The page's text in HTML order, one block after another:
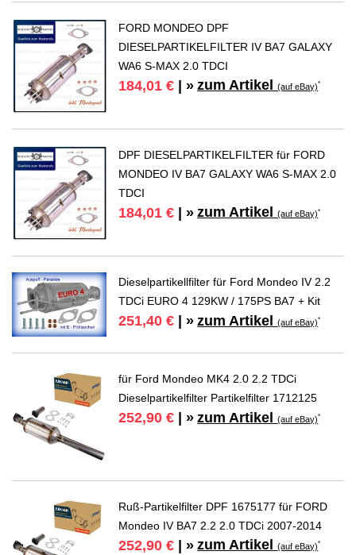
FORD MONDEO DPF
DIESELPARTIKELFILTER IV BA7 GALAXY
WA6 S-MAX 2.0 TDCI
184,01 € | » zum Artikel(auf eBay)*
DPF DIESELPARTIKELFILTER für FORD
MONDEO IV BA7 GALAXY WA6 S-MAX 2.0
TDCI
184,01 € | » zum Artikel(auf eBay)*
Dieselpartikellfilter für Ford Mondeo IV 2.2
TDCi EURO 4 129KW / 175PS BA7 + Kit
251,40 € | » zum Artikel(auf eBay)*
für Ford Mondeo MK4 2.0 2.2 TDCi
Dieselpartikelfilter Partikelfilter 1712125
252,90 € | » zum Artikel(auf eBay)*
Ruß-Partikelfilter DPF 1675177 für FORD
Mondeo IV BA7 2.2 2.0 TDCi 2007-2014
252,90 € | » zum Artikel(auf eBay)*